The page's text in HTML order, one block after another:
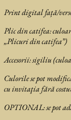
Print digital față/
Plic din catifea:
„Plicuri din catifea”)
Accesorii: sigiliu
Culorile se pot
cu invitaţia fără
OPTIONAL: sepot